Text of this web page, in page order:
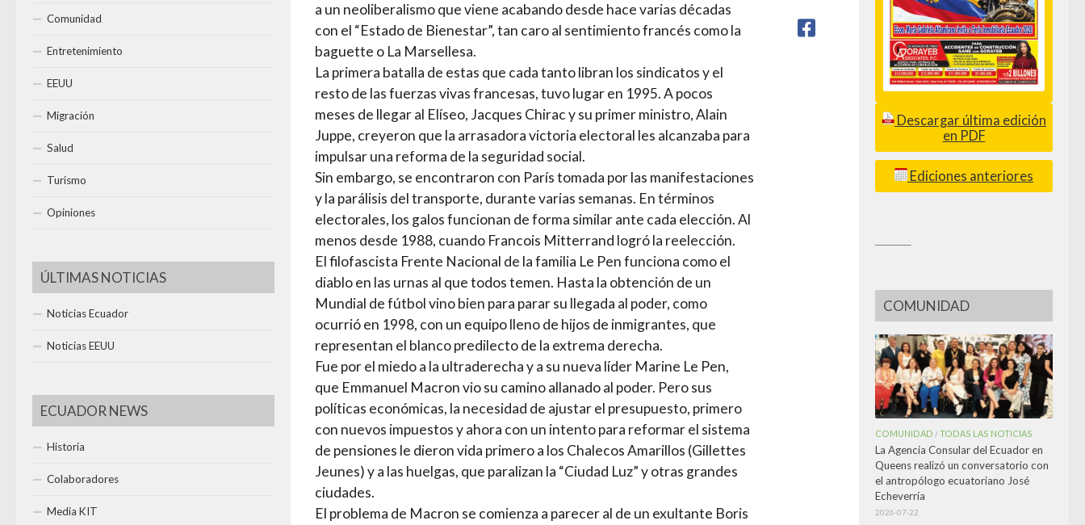
a un neoliberalismo que viene acabando desde hace varias décadas
con el “Estado de Bienestar”, tan caro al sentimiento francés como la
baguette o La Marsellesa.
La primera batalla de estas que cada tanto libran los sindicatos y el
resto de las fuerzas vivas francesas, tuvo lugar en 1995. A pocos
meses de llegar al Elíseo, Jacques Chirac y su primer ministro, Alain
Juppe, creyeron que la arrasadora victoria electoral les alcanzaba para
impulsar una reforma de la seguridad social.
Sin embargo, se encontraron con París tomada por las manifestaciones
y la parálisis del transporte, durante varias semanas. En términos
electorales, los galos funcionan de forma similar ante cada elección. Al
menos desde 1988, cuando Francois Mitterrand logró la reelección.
El filofascista Frente Nacional de la familia Le Pen funciona como el
diablo en las urnas al que todos temen. Hasta la obtención de un
Mundial de fútbol vino bien para parar su llegada al poder, como
ocurrió en 1998, con un equipo lleno de hijos de inmigrantes, que
representan el blanco predilecto de la extrema derecha.
Fue por el miedo a la ultraderecha y a su nueva líder Marine Le Pen,
que Emmanuel Macron vio su camino allanado al poder. Pero sus
políticas económicas, la necesidad de ajustar el presupuesto, primero
con nuevos impuestos y ahora con un intento para reformar el sistema
de pensiones le dieron vida primero a los Chalecos Amarillos (Gillettes
Jeunes) y a las huelgas, que paralizan la “Ciudad Luz” y otras grandes
ciudades.
El problema de Macron se comienza a parecer al de un exultante Boris
Comunidad
Entretenimiento
EEUU
Migración
Salud
Turismo
Opiniones
ÚLTIMAS NOTICIAS
Noticias Ecuador
Noticias EEUU
ECUADOR NEWS
Historia
Colaboradores
Media KIT
Descargar última edición
en PDF
Ediciones anteriores
COMUNIDAD
COMUNIDAD /TODAS LAS NOTICIAS
La Agencia Consular del Ecuador en
Queens realizó un conversatorio con
el antropólogo ecuatoriano José
Echeverría
2026-07-22